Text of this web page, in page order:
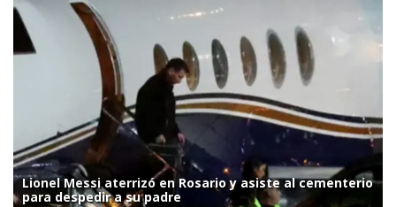
Lionel Messi aterrizó en Rosario y asiste al cementerio
para despedir a su padre